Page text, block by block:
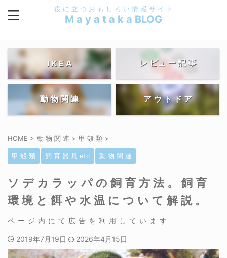
役 に 立 つ お も し ろ い 情 報 サ イ ト
M a y a t a k a BLOG
I K E A レ ビュ ー 記 事
動 物 関 連 ア ウ ト ド ア
HOME > 動 物 関 連 > 甲 殻 類 >
甲 殻 類 飼 育 器 具 etc 動 物 関 連
ソデカラッパの飼育方法。飼育
環境と餌や水温について解説。
2019年7月19日 2026年4月15日